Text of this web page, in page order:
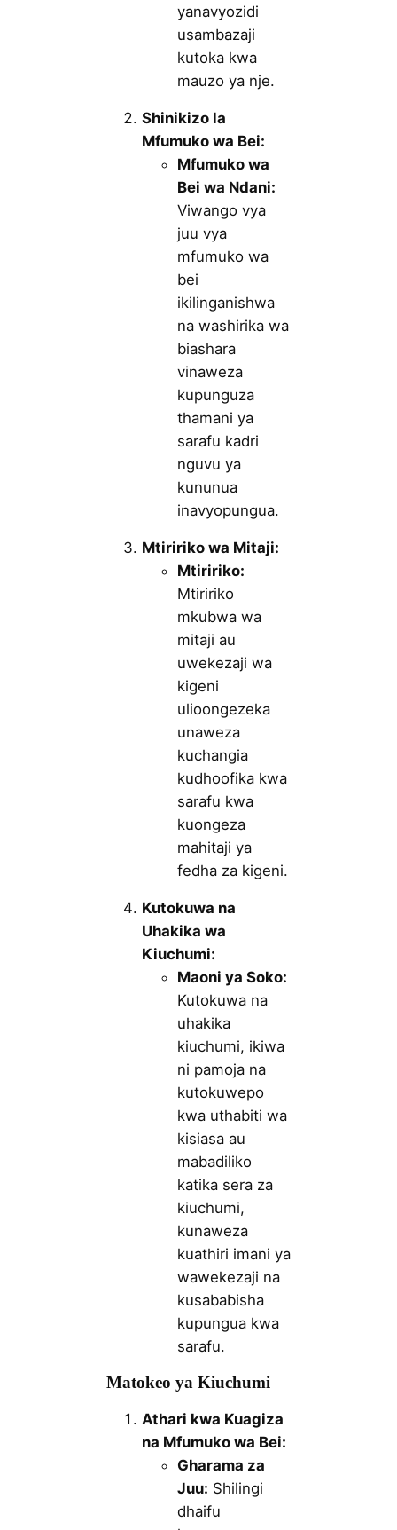
yanavyozidi
usambazaji
kutoka kwa
mauzo ya nje.
Shinikizo la
Mfumuko wa Bei:
Mfumuko wa
Bei wa Ndani:
Viwango vya
juu vya
mfumuko wa
bei
ikilinganishwa
na washirika wa
biashara
vinaweza
kupunguza
thamani ya
sarafu kadri
nguvu ya
kununua
inavyopungua.
Mtiririko wa Mitaji:
Mtiririko:
Mtiririko
mkubwa wa
mitaji au
uwekezaji wa
kigeni
ulioongezeka
unaweza
kuchangia
kudhoofika kwa
sarafu kwa
kuongeza
mahitaji ya
fedha za kigeni.
Kutokuwa na
Uhakika wa
Kiuchumi:
Maoni ya Soko:
Kutokuwa na
uhakika
kiuchumi, ikiwa
ni pamoja na
kutokuwepo
kwa uthabiti wa
kisiasa au
mabadiliko
katika sera za
kiuchumi,
kunaweza
kuathiri imani ya
wawekezaji na
kusababisha
kupungua kwa
sarafu.
Matokeo ya Kiuchumi
Athari kwa Kuagiza
na Mfumuko wa Bei:
Gharama za
Juu: Shilingi
dhaifu